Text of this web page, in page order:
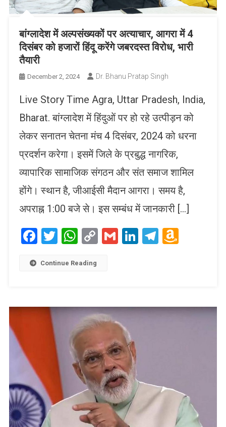
बांग्लादेश में अल्पसंख्यकों पर अत्याचार, आगरा में 4
दिसंबर को हजारों हिंदू करेंगे जबरदस्त विरोध, भारी
तैयारी
December 2, 2024 Dr. Bhanu Pratap Singh
Live Story Time Agra, Uttar Pradesh, India,
Bharat. बांग्लादेश में हिंदुओं पर हो रहे उत्पीड़न को
लेकर सनातन चेतना मंच 4 दिसंबर, 2024 को धरना
प्रदर्शन करेगा। इसमें जिले के प्रबुद्ध नागरिक,
व्यापारिक सामाजिक संगठन और संत समाज शामिल
होंगे। स्थान है, जीआईसी मैदान आगरा। समय है,
अपराह्न 1:00 बजे से। इस सम्बंध में जानकारी […]
Facebook
Twitter
WhatsApp
CopyGmailLinkedIn
Telegram
Continue Reading